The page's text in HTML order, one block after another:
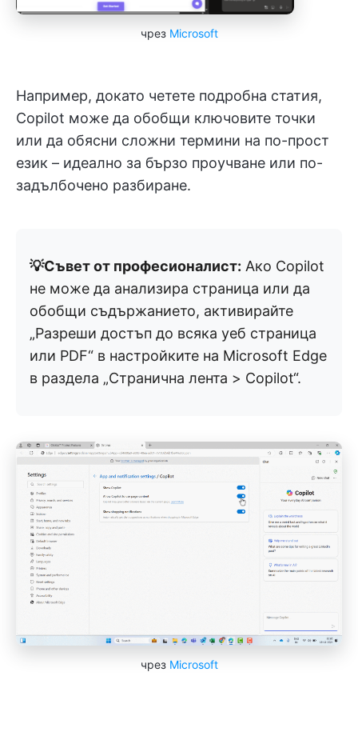
чрез Microsoft
Например, докато четете подробна статия,
Copilot може да обобщи ключовите точки
или да обясни сложни термини на по-прост
език – идеално за бързо проучване или по-
задълбочено разбиране.
💡Съвет от професионалист: Ако Copilot
не може да анализира страница или да
обобщи съдържанието, активирайте
„Разреши достъп до всяка уеб страница
или PDF“ в настройките на Microsoft Edge
в раздела „Странична лента > Copilot“.
чрез Microsoft